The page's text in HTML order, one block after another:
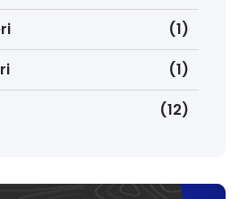
(1)
(1)
(12)